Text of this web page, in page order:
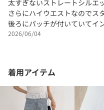
太すぎないストレートシルエッ
さらにハイウエストなので
後ろにパッチが付いていてイ
2026/06/04
着用アイテム